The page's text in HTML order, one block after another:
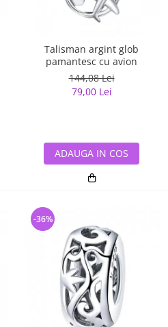
Talisman argint glob
pamantesc cu avion
144,08 Lei
79,00 Lei
ADAUGA IN COS
-36%